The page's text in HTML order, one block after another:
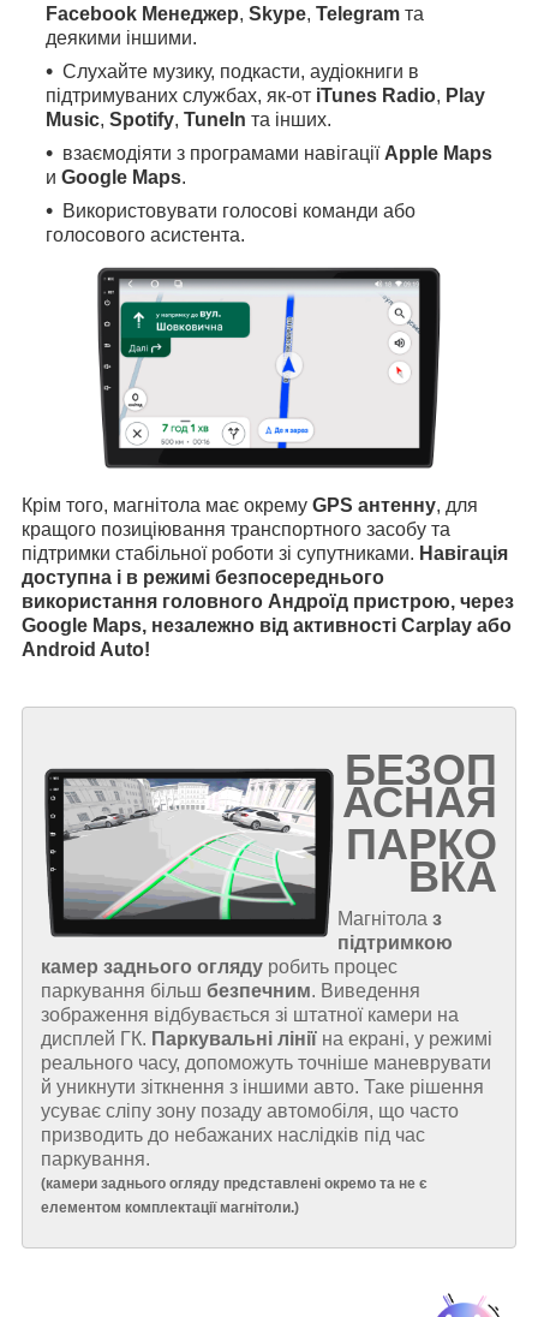
Facebook Менеджер, Skype, Telegram та
деякими іншими.
Слухайте музику, подкасти, аудіокниги в
підтримуваних службах, як-от iTunes Radio, Play
Music, Spotify, TuneIn та інших.
взаємодіяти з програмами навігації Apple Maps
и Google Maps.
Використовувати голосові команди або
голосового асистента.
Крім того, магнітола має окрему GPS антенну, для
кращого позиціювання транспортного засобу та
підтримки стабільної роботи зі супутниками. Навігація
доступна і в режимі безпосереднього
використання головного Андроїд пристрою, через
Google Maps, незалежно від активності Carplay або
Android Auto!
БЕЗОП
АСНАЯ
ПАРКО
ВКА
Магнітола з
підтримкою
камер заднього огляду робить процес
паркування більш безпечним. Виведення
зображення відбувається зі штатної камери на
дисплей ГК. Паркувальні лінії на екрані, у режимі
реального часу, допоможуть точніше маневрувати
й уникнути зіткнення з іншими авто. Таке рішення
усуває сліпу зону позаду автомобіля, що часто
призводить до небажаних наслідків під час
паркування.
(камери заднього огляду представлені окремо та не є
елементом комплектації магнітоли.)